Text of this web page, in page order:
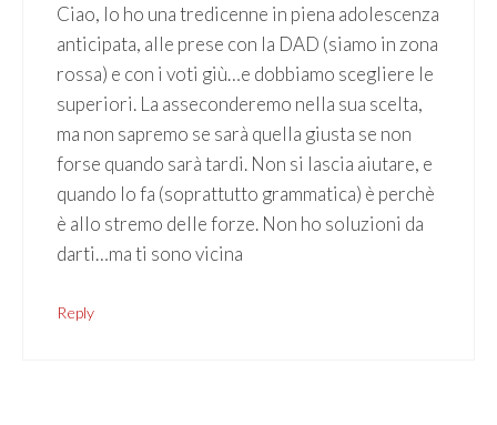
Ciao, Io ho una tredicenne in piena adolescenza
anticipata, alle prese con la DAD (siamo in zona
rossa) e con i voti giù…e dobbiamo scegliere le
superiori. La asseconderemo nella sua scelta,
ma non sapremo se sarà quella giusta se non
forse quando sarà tardi. Non si lascia aiutare, e
quando lo fa (soprattutto grammatica) è perchè
è allo stremo delle forze. Non ho soluzioni da
darti…ma ti sono vicina
Reply